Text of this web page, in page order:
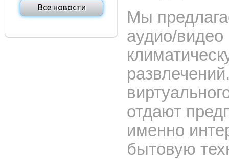
Все новости
Мы
аудио/
отдают
именно
бытовую